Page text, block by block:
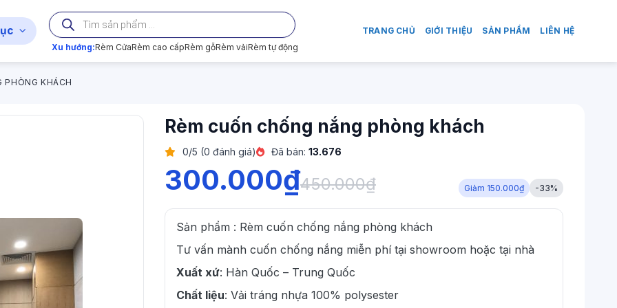
Tìm
kiếm
sản
phẩm
Xu hướng:Rèm CửaRèm cao cấpRèm gỗRèm vảiRèm tự động
TRANG CHỦ GIỚI THIỆU SẢN PHẨM LIÊN HỆ
PHÒNG KHÁCH
Rèm cuốn chống nắng phòng khách
0/5 (0 đánh giá) Đã bán: 13.676
300.000₫450.000₫ Giảm 150.000₫ -33%
Sản phẩm : Rèm cuốn chống nắng phòng khách
Tư vấn mành cuốn chống nắng miễn phí tại showroom hoặc tại nhà
Xuất xứ: Hàn Quốc – Trung Quốc
Chất liệu: Vải tráng nhựa 100% polysester